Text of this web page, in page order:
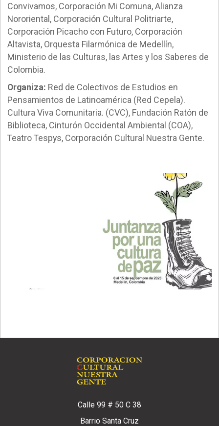
Convivamos, Corporación Mi Comuna, Alianza
Nororiental, Corporación Cultural Politriarte,
Corporación Picacho con Futuro, Corporación
Altavista, Orquesta Filarmónica de Medellín,
Ministerio de las Culturas, las Artes y los Saberes de
Colombia.
Organiza: Red de Colectivos de Estudios en
Pensamientos de Latinoamérica (Red Cepela).
Cultura Viva Comunitaria. (CVC), Fundación Ratón de
Biblioteca, Cinturón Occidental Ambiental (COA),
Teatro Tespys, Corporación Cultural Nuestra Gente.
Calle 99 # 50 C 38
Barrio Santa Cruz